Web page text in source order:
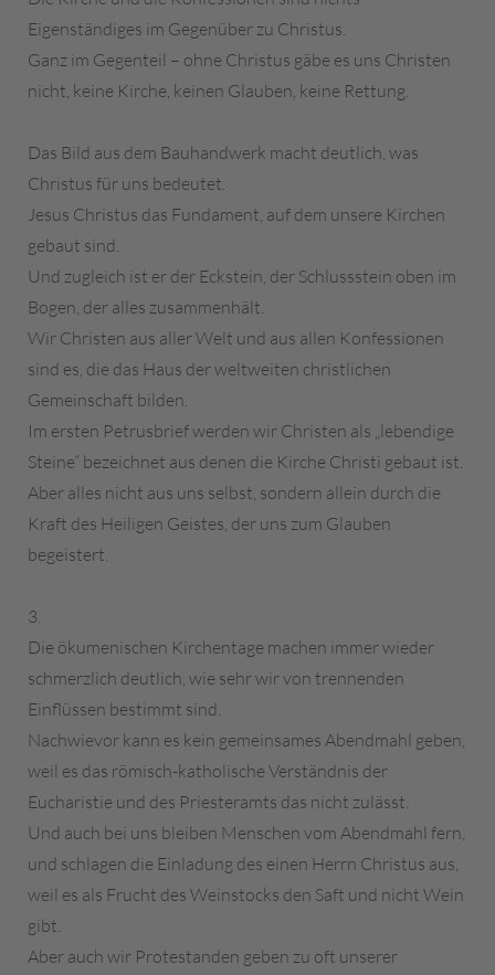
Eigenständiges im Gegenüber zu Christus.
Ganz im Gegenteil – ohne Christus gäbe es uns Christen
nicht, keine Kirche, keinen Glauben, keine Rettung.
Das Bild aus dem Bauhandwerk macht deutlich, was
Christus für uns bedeutet.
Jesus Christus das Fundament, auf dem unsere Kirchen
gebaut sind.
Und zugleich ist er der Eckstein, der Schlussstein oben im
Bogen, der alles zusammenhält.
Wir Christen aus aller Welt und aus allen Konfessionen
sind es, die das Haus der weltweiten christlichen
Gemeinschaft bilden.
Im ersten Petrusbrief werden wir Christen als „lebendige
Steine“ bezeichnet aus denen die Kirche Christi gebaut ist.
Aber alles nicht aus uns selbst, sondern allein durch die
Kraft des Heiligen Geistes, der uns zum Glauben
begeistert.
3.
Die ökumenischen Kirchentage machen immer wieder
schmerzlich deutlich, wie sehr wir von trennenden
Einflüssen bestimmt sind.
Nachwievor kann es kein gemeinsames Abendmahl geben,
weil es das römisch-katholische Verständnis der
Eucharistie und des Priesteramts das nicht zulässt.
Und auch bei uns bleiben Menschen vom Abendmahl fern,
und schlagen die Einladung des einen Herrn Christus aus,
weil es als Frucht des Weinstocks den Saft und nicht Wein
gibt.
Aber auch wir Protestanden geben zu oft unserer